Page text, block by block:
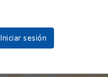
Iniciar sesión